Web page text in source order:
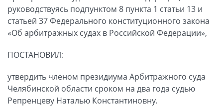
руководствуясь подпунктом 8 пункта 1 статьи 13 и
статьей 37 Федерального конституционного закона
«Об арбитражных судах в Российской Федерации»,
ПОСТАНОВИЛ:
утвердить членом президиума Арбитражного суда
Челябинской области сроком на два года судью
Репренцеву Наталью Константиновну.